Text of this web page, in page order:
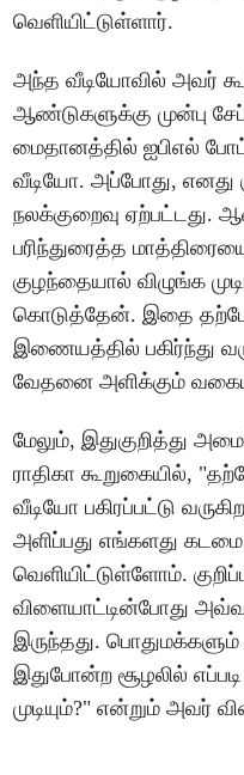
வெளியிட்டுள்ளார்.
அந்த வீடியோவில் அவர்
ஆண்டுகளுக்கு முன்பு
மைதானத்தில் ஐபிஎல்
வீடியோ. அப்போது, எனது
நலக்குறைவு ஏற்பட்டது.
பரிந்துரைத்த
குழந்தையால் விழுங்க
கொடுத்தேன். இதை
இணையத்தில் பகிர்ந்து
வேதனை அளிக்கும்
மேலும், இதுகுறித்து
ராதிகா கூறுகையில்,
வீடியோ பகிரப்பட்டு
அளிப்பது எங்களது
வெளியிட்டுள்ளோம்.
விளையாட்டின்போது
இருந்தது.
இதுபோன்ற சூழலில்
முடியும்?" என்றும் அவர்